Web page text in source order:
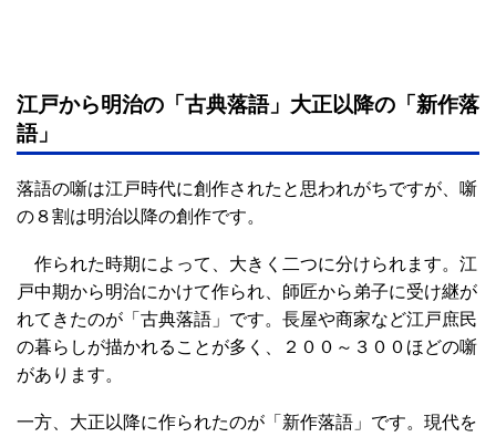
江戸から明治の「古典落語」大正以降の「新作落
語」
落語の噺は江戸時代に創作されたと思われがちですが、噺
の８割は明治以降の創作です。
作られた時期によって、大きく二つに分けられます。江
戸中期から明治にかけて作られ、師匠から弟子に受け継が
れてきたのが「古典落語」です。長屋や商家など江戸庶民
の暮らしが描かれることが多く、２００～３００ほどの噺
があります。
一方、大正以降に作られたのが「新作落語」です。現代を